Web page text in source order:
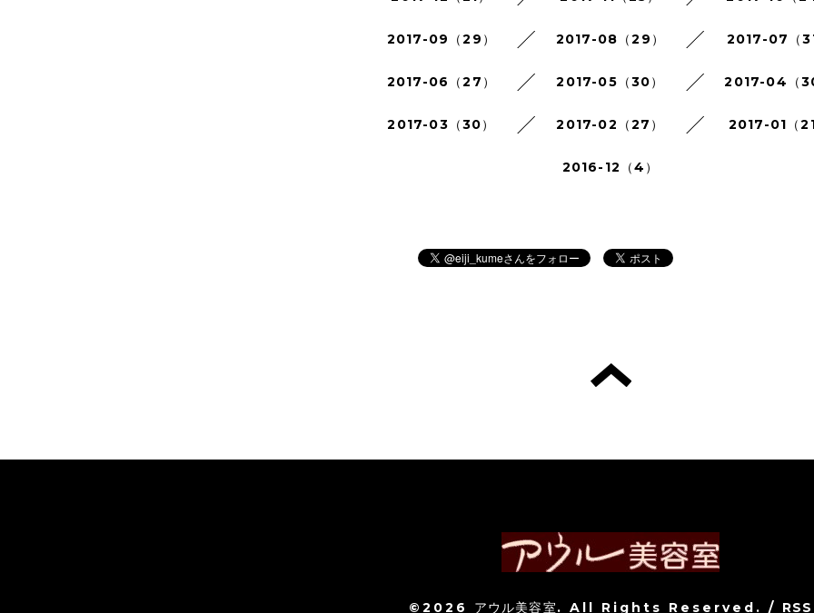
2017-09（29） 2017-08（29） 2017-07（31
2017-06（27） 2017-05（30） 2017-04（
2017-03（30） 2017-02（27） 2017-01（21
2016-12（4）
©2026 アウル美容室. All Rights Reserved. / RSS